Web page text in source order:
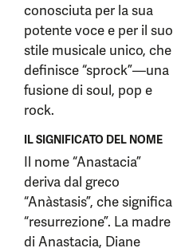
conosciuta per la sua
potente voce e per il suo
stile musicale unico, che
definisce “sprock”—una
fusione di soul, pop e
rock.
IL SIGNIFICATO DEL NOME
Il nome “Anastacia”
deriva dal greco
“Anàstasis”, che significa
“resurrezione”. La madre
di Anastacia, Diane